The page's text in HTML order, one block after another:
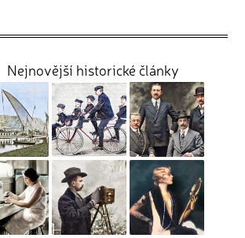
Nejnovější historické články